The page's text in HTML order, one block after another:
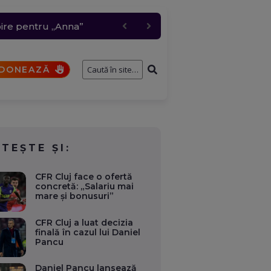
pentru „Anna”
de până la 4
de un elev
a participat la un
ȘI:
CFR Cluj face o ofertă
concretă: „Salariu mai
mare și bonusuri”
CFR Cluj a luat decizia
finală în cazul lui Daniel
Pancu
Daniel Pancu lansează